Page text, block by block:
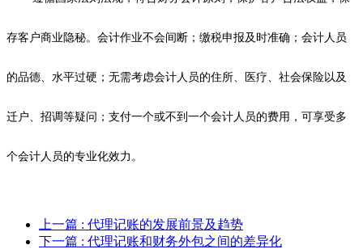
存客户商业隐秘。会计作业不会间断；缴税申报及时准确；会计人员
的品德、水平过硬；无需考虑会计人员的住所、医疗、社会保险以及
迁户、招调等疑问；支付一个或不到一个会计人员的费用，可享受多
个会计人员的专业化效力。
上一篇 : 代理记账的发展前景及趋势
下一篇 : 代理记账和财务外包之间的差异化